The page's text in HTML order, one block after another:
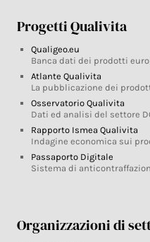
Progetti Qualivita
Qualigeo.eu
Banca dati dei prodotti
Atlante Qualivita
La pubblicazione dei prodotti
Osservatorio Qualivita
Dati ed analisi del settore
Rapporto Ismea Qualivita
Indagine economica sui
Passaporto Digitale
Sistema di
Organizzazioni di